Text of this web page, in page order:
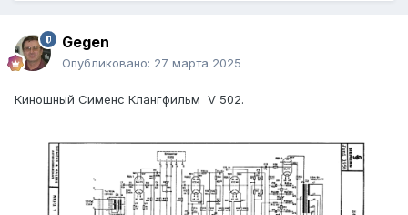
Gegen
Опубликовано: 27 марта 2025
Киношный Сименс Клангфильм V 502.